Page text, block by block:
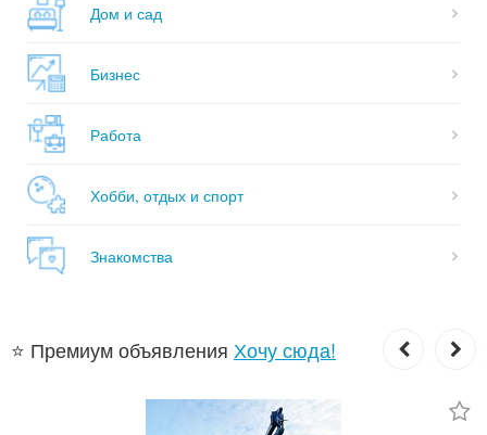
Дом и сад
Бизнес
Работа
Хобби, отдых и спорт
Знакомства
⭐ Премиум объявления Хочу сюда!